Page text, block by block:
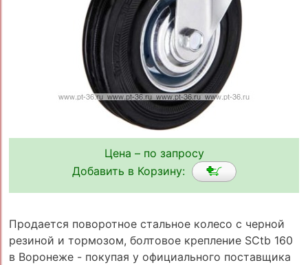
Цена – по запросу
Добавить в Корзину:
Продается поворотное стальное колесо с черной
резиной и тормозом, болтовое крепление SCtb 160
в Воронеже - покупая у официального поставщика